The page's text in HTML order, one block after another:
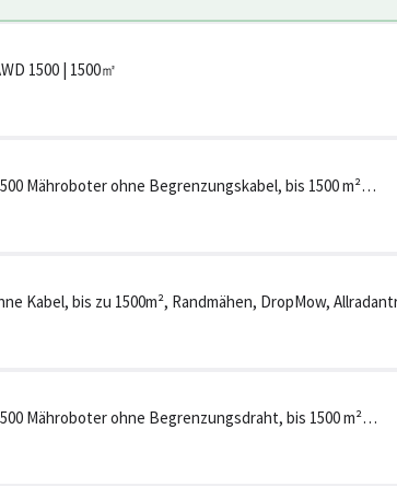
1500 | 1500㎡
Mähroboter ohne Begrenzungskabel, bis 1500 m²
Randmähen, DropMow,
APP
Mähroboter ohne Begrenzungsdraht, bis 1500 m²
Randmähen, DropMow, A